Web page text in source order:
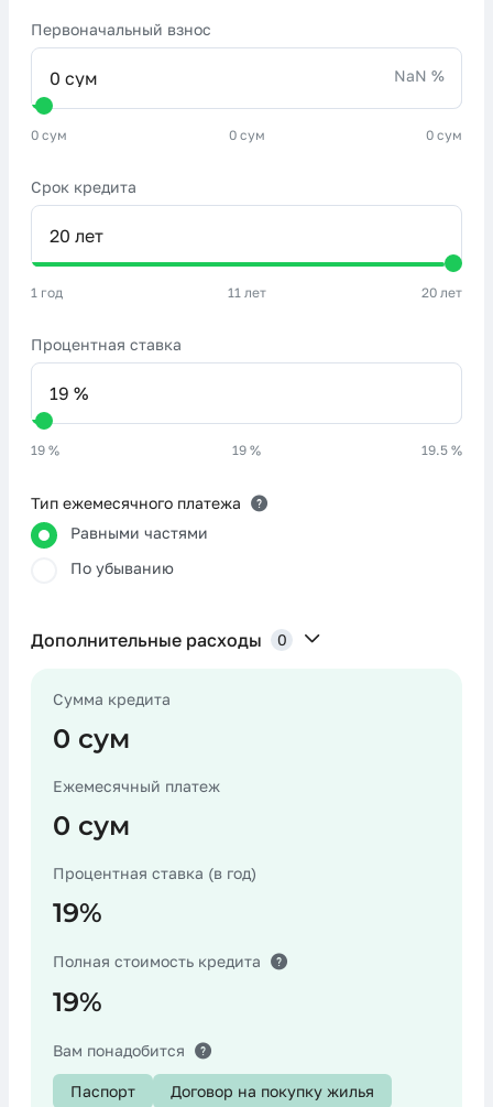
Первоначальный взнос
NaN %
0 сум 0 сум 0 сум
Срок кредита
1 год 11 лет 20 лет
Процентная ставка
19 % 19 % 19.5 %
Тип ежемесячного платежа
Равными частями
По убыванию
Дополнительные расходы 0
Расходы на страхование
Нотариальные расходы
Прочее
Сумма кредита
0 сум
Ежемесячный платеж
0 сум
Процентная ставка (в год)
19%
Полная стоимость кредита
19%
Вам понадобится
Паспорт Договор на покупку жилья